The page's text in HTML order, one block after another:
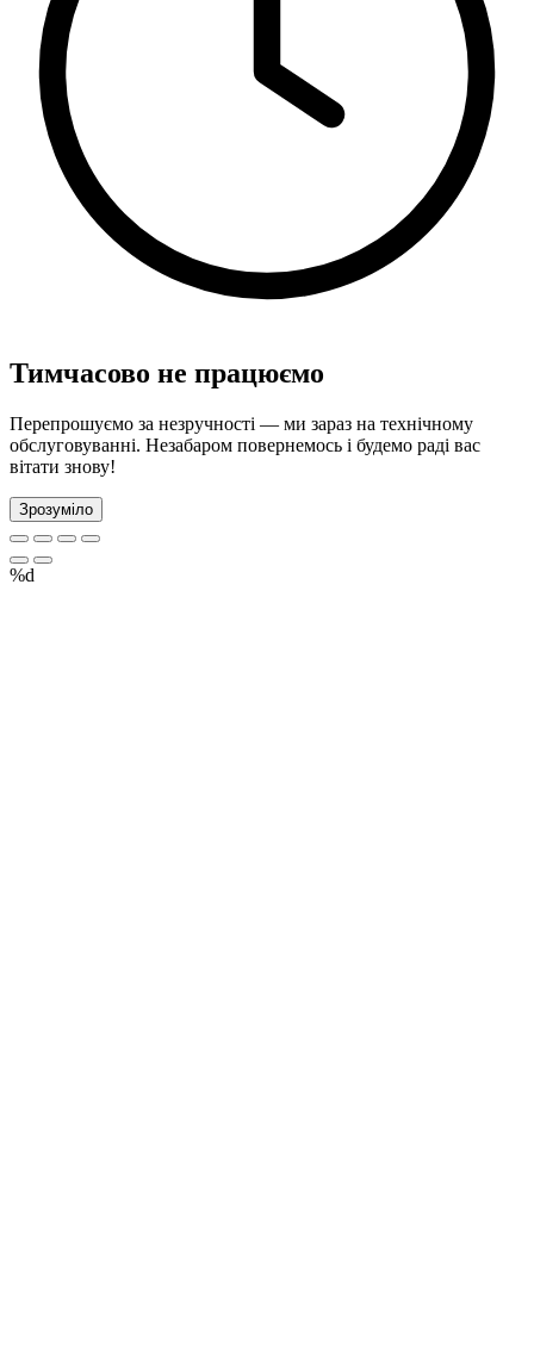
Тимчасово не працюємо
Перепрошуємо за незручності — ми зараз на технічному
обслуговуванні. Незабаром повернемось і будемо раді вас
вітати знову!
Зрозуміло
%d